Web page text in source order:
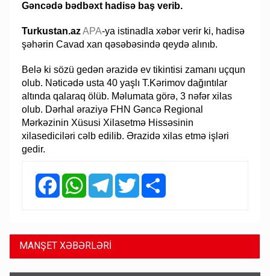
Gəncədə bədbəxt hadisə baş verib.
Turkustan.azAPA-ya istinadla xəbər verir ki, hadisə
şəhərin Cavad xan qəsəbəsində qeydə alınıb.
Belə ki sözü gedən ərazidə ev tikintisi zamanı uçqun
olub. Nəticədə usta 40 yaşlı T.Kərimov dağıntılar
altında qalaraq ölüb. Məlumata görə, 3 nəfər xilas
olub. Dərhal əraziyə FHN Gəncə Regional
Mərkəzinin Xüsusi Xilasetmə Hissəsinin
xilasediciləri cəlb edilib. Ərazidə xilas etmə işləri
gedir.
FacebookWhatsAppTelegramTwitter
MANŞET XƏBƏRLƏRİ